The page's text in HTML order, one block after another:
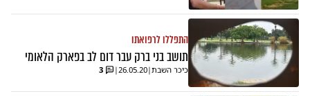
התפללו לרפואתו
תושב בני ברק עבר דום לב בפארק הלאומי
כיכר השבת|
26.05.20
|
3